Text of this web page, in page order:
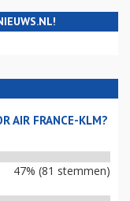
AIR FRANCE-KLM?
47% (81 stemmen)